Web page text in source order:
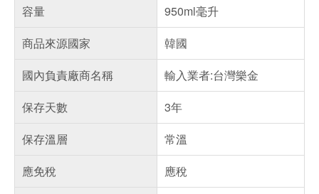
容量
950ml毫升
商品來源國家
韓國
國內負責廠商名稱
輸入業者:台灣樂金
保存天數
3年
保存溫層
常溫
應免稅
應稅